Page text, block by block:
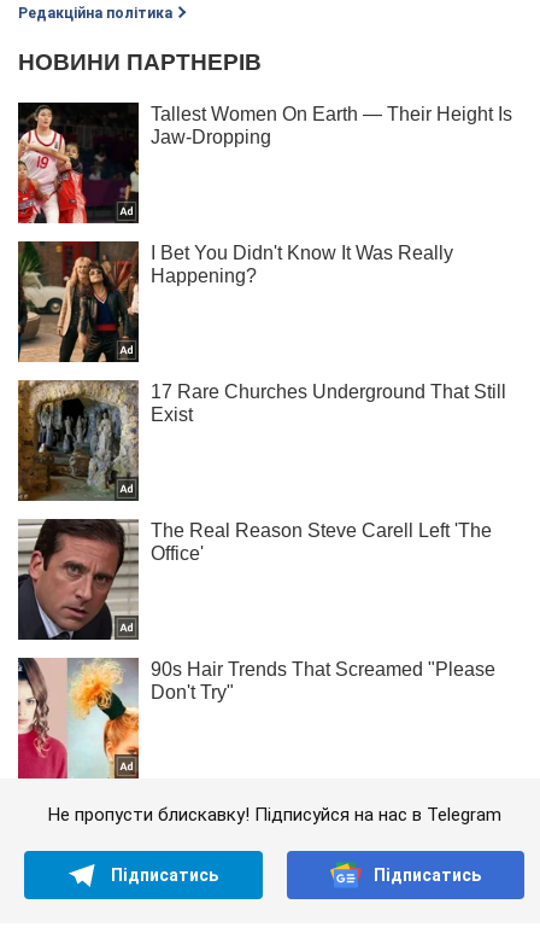
Редакційна політика
Не пропусти блискавку! Підписуйся на нас в Telegram
Підписатись Підписатись